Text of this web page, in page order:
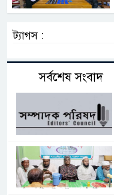
ট্যাগস :
সর্বশেষ সংবাদ